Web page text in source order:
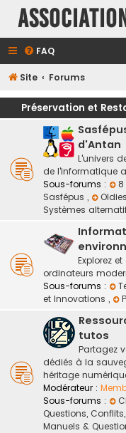
FAQ
Site Forums
Préservation et
d'Antan
L'univers
de l'informatique
Sous-forums :
Sasfépus ,
Systèmes
Explorez
ordinateurs
Sous-forums :
et Innovations ,
tutos
Partagez
dédiés à la
héritage
Modérateur :
Sous-forums :
Questions,
Manuels &